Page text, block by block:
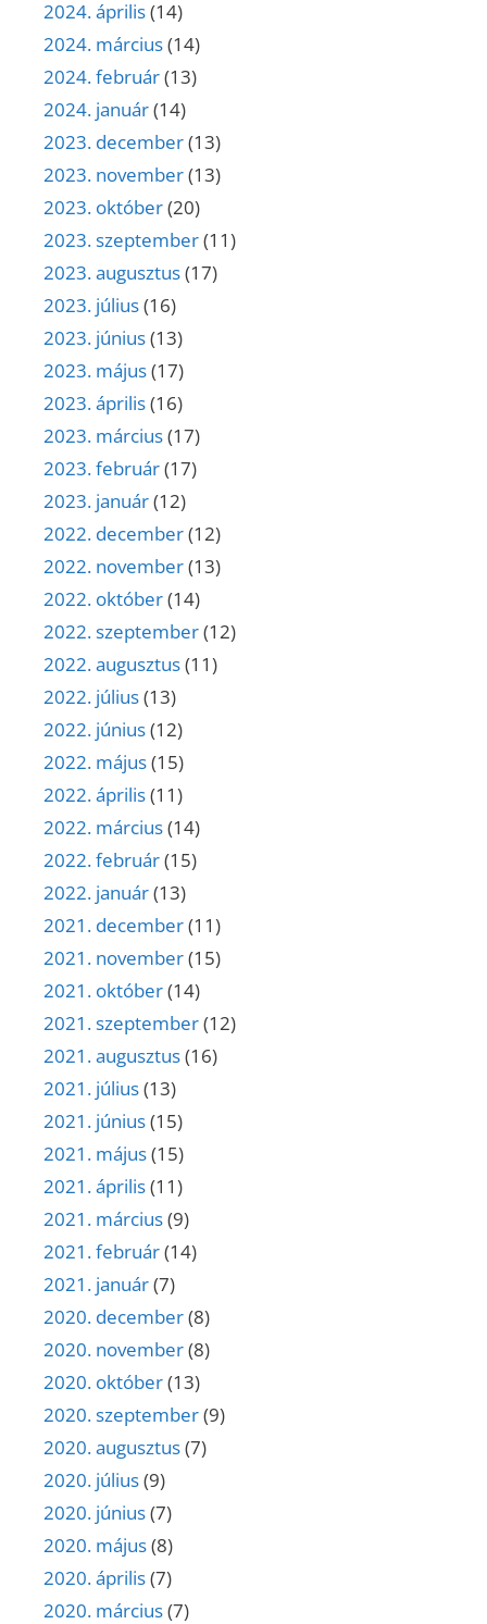
2024. április(14)
2024. március(14)
2024. február(13)
2024. január(14)
2023. december(13)
2023. november(13)
2023. október(20)
2023. szeptember(11)
2023. augusztus(17)
2023. július(16)
2023. június(13)
2023. május(17)
2023. április(16)
2023. március(17)
2023. február(17)
2023. január(12)
2022. december(12)
2022. november(13)
2022. október(14)
2022. szeptember(12)
2022. augusztus(11)
2022. július(13)
2022. június(12)
2022. május(15)
2022. április(11)
2022. március(14)
2022. február(15)
2022. január(13)
2021. december(11)
2021. november(15)
2021. október(14)
2021. szeptember(12)
2021. augusztus(16)
2021. július(13)
2021. június(15)
2021. május(15)
2021. április(11)
2021. március(9)
2021. február(14)
2021. január(7)
2020. december(8)
2020. november(8)
2020. október(13)
2020. szeptember(9)
2020. augusztus(7)
2020. július(9)
2020. június(7)
2020. május(8)
2020. április(7)
2020. március(7)